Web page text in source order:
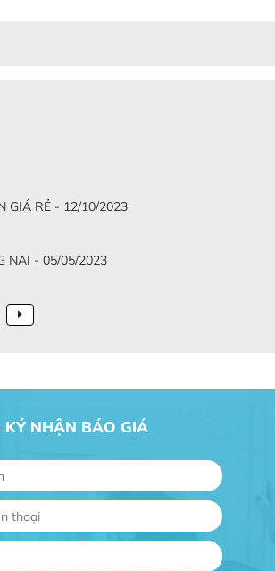
GIÁ RẺ - 12/10/2023
NAI - 05/05/2023
NHẬN BÁO GIÁ